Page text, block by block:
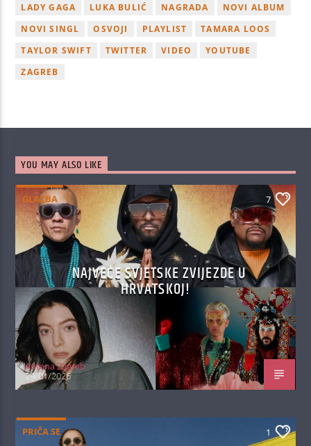
LADY GAGA
LUKA BULIĆ NAGRADA
NOVI ALBUM
NOVI SINGL
OSVOJI PLAYLIST
TAMARA LOOS
TAYLOR SWIFT
TWITTER VIDEO
YOUTUBE
ZAGREB
YOU MAY ALSO LIKE
GLAZBA 7
NAJVEĆE SVJETSKE ZVIJEZDE U
HRVATSKOJ!
Antena Zagreb
29/01/2026
PRIČA SE 1